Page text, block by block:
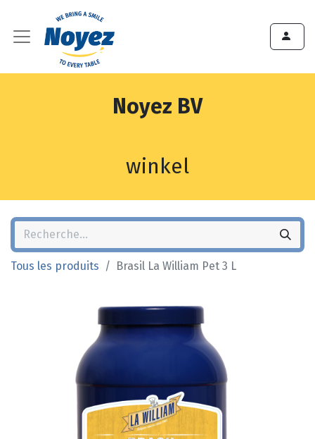
Noyez BV
winkel
Tous les produits Brasil La William Pet 3 L